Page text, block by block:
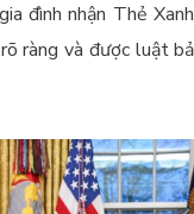
đình nhận Thẻ
ràng và được luật